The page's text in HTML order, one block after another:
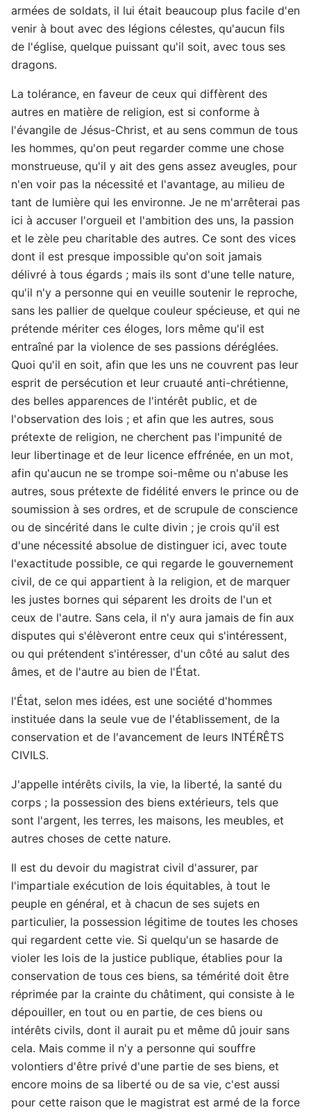
armées de soldats, il lui était beaucoup plus facile d'en
venir à bout avec des légions célestes, qu'aucun fils
de l'église, quelque puissant qu'il soit, avec tous ses
dragons.
La tolérance, en faveur de ceux qui diffèrent des
autres en matière de religion, est si conforme à
l'évangile de Jésus-Christ, et au sens commun de tous
les hommes, qu'on peut regarder comme une chose
monstrueuse, qu'il y ait des gens assez aveugles, pour
n'en voir pas la nécessité et l'avantage, au milieu de
tant de lumière qui les environne. Je ne m'arrêterai pas
ici à accuser l'orgueil et l'ambition des uns, la passion
et le zèle peu charitable des autres. Ce sont des vices
dont il est presque impossible qu'on soit jamais
délivré à tous égards ; mais ils sont d'une telle nature,
qu'il n'y a personne qui en veuille soutenir le reproche,
sans les pallier de quelque couleur spécieuse, et qui ne
prétende mériter ces éloges, lors même qu'il est
entraîné par la violence de ses passions déréglées.
Quoi qu'il en soit, afin que les uns ne couvrent pas leur
esprit de persécution et leur cruauté anti-chrétienne,
des belles apparences de l'intérêt public, et de
l'observation des lois ; et afin que les autres, sous
prétexte de religion, ne cherchent pas l'impunité de
leur libertinage et de leur licence effrénée, en un mot,
afin qu'aucun ne se trompe soi-même ou n'abuse les
autres, sous prétexte de fidélité envers le prince ou de
soumission à ses ordres, et de scrupule de conscience
ou de sincérité dans le culte divin ; je crois qu'il est
d'une nécessité absolue de distinguer ici, avec toute
l'exactitude possible, ce qui regarde le gouvernement
civil, de ce qui appartient à la religion, et de marquer
les justes bornes qui séparent les droits de l'un et
ceux de l'autre. Sans cela, il n'y aura jamais de fin aux
disputes qui s'élèveront entre ceux qui s'intéressent,
ou qui prétendent s'intéresser, d'un côté au salut des
âmes, et de l'autre au bien de l'État.
l'État, selon mes idées, est une société d'hommes
instituée dans la seule vue de l'établissement, de la
conservation et de l'avancement de leurs INTÉRÊTS
CIVILS.
J'appelle intérêts civils, la vie, la liberté, la santé du
corps ; la possession des biens extérieurs, tels que
sont l'argent, les terres, les maisons, les meubles, et
autres choses de cette nature.
Il est du devoir du magistrat civil d'assurer, par
l'impartiale exécution de lois équitables, à tout le
peuple en général, et à chacun de ses sujets en
particulier, la possession légitime de toutes les choses
qui regardent cette vie. Si quelqu'un se hasarde de
violer les lois de la justice publique, établies pour la
conservation de tous ces biens, sa témérité doit être
réprimée par la crainte du châtiment, qui consiste à le
dépouiller, en tout ou en partie, de ces biens ou
intérêts civils, dont il aurait pu et même dû jouir sans
cela. Mais comme il n'y a personne qui souffre
volontiers d'être privé d'une partie de ses biens, et
encore moins de sa liberté ou de sa vie, c'est aussi
pour cette raison que le magistrat est armé de la force